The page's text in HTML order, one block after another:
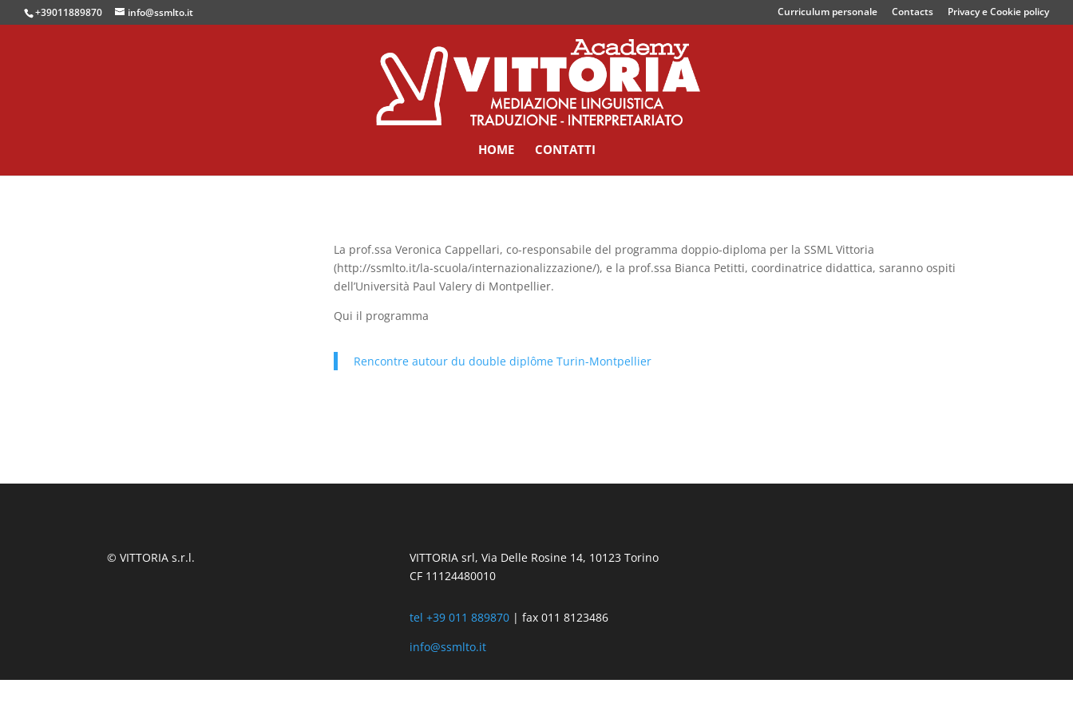
+39011889870 info@ssmlto.it Curriculum personale Contacts Privacy e Cookie policy
HOME CONTATTI
La prof.ssa Veronica Cappellari, co-responsabile del programma doppio-diploma per la SSML Vittoria
(http://ssmlto.it/la-scuola/internazionalizzazione/), e la prof.ssa Bianca Petitti, coordinatrice didattica, saranno ospiti
dell’Università Paul Valery di Montpellier.
Qui il programma
Rencontre autour du double diplôme Turin-Montpellier
© VITTORIA s.r.l.
VITTORIA srl, Via Delle Rosine 14, 10123 Torino
CF 11124480010
tel +39 011 889870| fax 011 8123486
info@ssmlto.it